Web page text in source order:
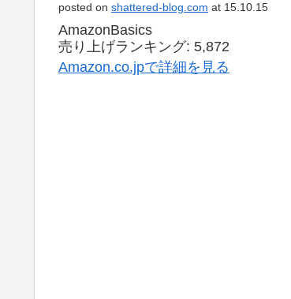
posted on shattered-blog.com at 15.10.15
AmazonBasics
売り上げランキング: 5,872
Amazon.co.jpで詳細を見る